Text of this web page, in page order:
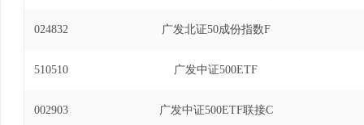
024832 广发北证50成份指数F
510510 广发中证500ETF
002903 广发中证500ETF联接C